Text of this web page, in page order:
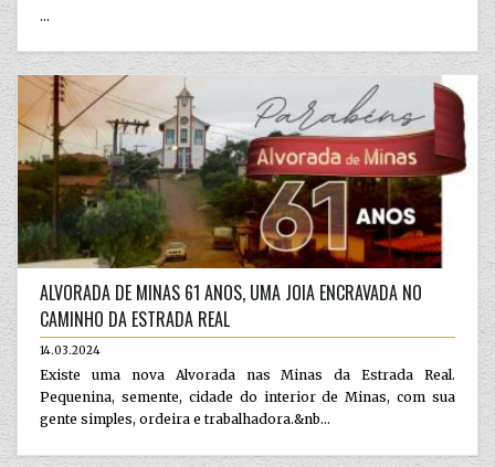
...
ALVORADA DE MINAS 61 ANOS, UMA JOIA ENCRAVADA NO
CAMINHO DA ESTRADA REAL
14.03.2024
Existe uma nova Alvorada nas Minas da Estrada Real.
Pequenina, semente, cidade do interior de Minas, com sua
gente simples, ordeira e trabalhadora.&nb...